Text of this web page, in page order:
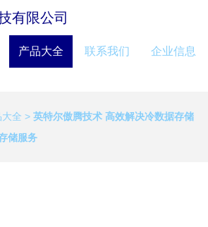
有限公司
产品大全 联系我们 企业信息
大全 > 英特尔傲腾技术 高效解决冷数据存储
储服务